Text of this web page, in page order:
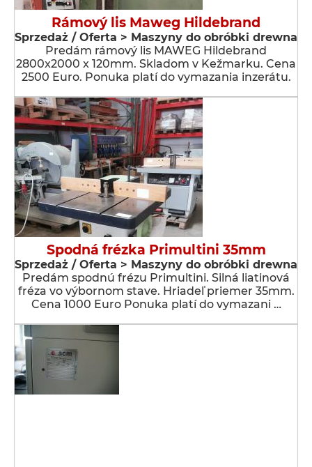
Rámový lis Maweg Hildebrand
Sprzedaż / Oferta > Maszyny do obróbki drewna
Predám rámový lis MAWEG Hildebrand
2800x2000 x 120mm. Skladom v Kežmarku. Cena
2500 Euro. Ponuka platí do vymazania inzerátu.
Spodná frézka Primultini 35mm
Sprzedaż / Oferta > Maszyny do obróbki drewna
Predám spodnú frézu Primultini. Silná liatinová
fréza vo výbornom stave. Hriadeľ priemer 35mm.
Cena 1000 Euro Ponuka platí do vymazani …